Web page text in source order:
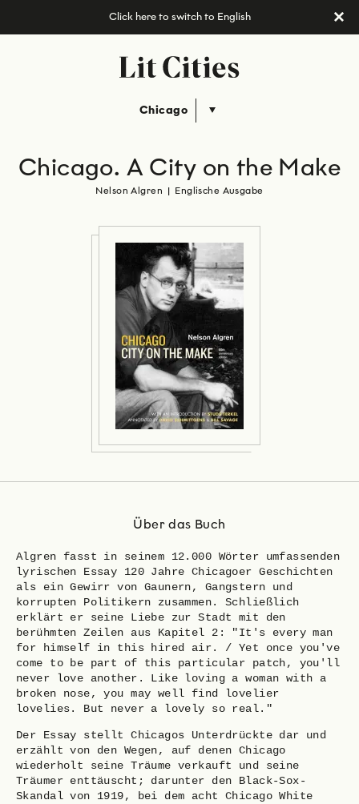
Chicago
Chicago. A City on the Make
Nelson Algren Englische Ausgabe
Über das Buch
Algren fasst in seinem 12.000 Wörter umfassenden
lyrischen Essay 120 Jahre Chicagoer Geschichten
als ein Gewirr von Gaunern, Gangstern und
korrupten Politikern zusammen. Schließlich
erklärt er seine Liebe zur Stadt mit den
berühmten Zeilen aus Kapitel 2: "It's every man
for himself in this hired air. / Yet once you've
come to be part of this particular patch, you'll
never love another. Like loving a woman with a
broken nose, you may well find lovelier
lovelies. But never a lovely so real."
Der Essay stellt Chicagos Unterdrückte dar und
erzählt von den Wegen, auf denen Chicago
wiederholt seine Träume verkauft und seine
Träumer enttäuscht; darunter den Black-Sox-
Skandal von 1919, bei dem acht Chicago White
Click here to switch to English